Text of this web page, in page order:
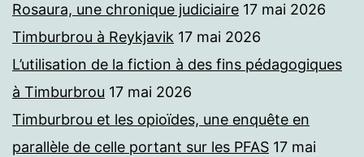
Rosaura, une chronique judiciaire 17 mai 2026
Timburbrou à Reykjavik 17 mai 2026
L’utilisation de la fiction à des fins pédagogiques
à Timburbrou 17 mai 2026
Timburbrou et les opioïdes, une enquête en
parallèle de celle portant sur les PFAS 17 mai